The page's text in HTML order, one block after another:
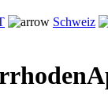
Schweiz